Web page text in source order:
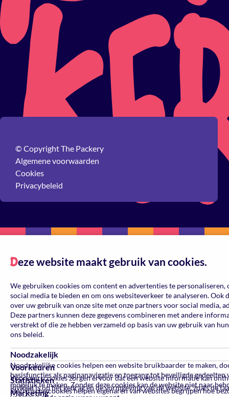
© Copyright The Packery
Algemene voorwaarden
Cookies
Privacybeleid
Deze website maakt gebruik van cookies.
We gebruiken cookies om content en advertenties te
social media te bieden en om ons websiteverkeer te analyseren. Ook
over uw gebruik van onze site met onze partners voor social media,
Deze partners kunnen deze gegevens combineren met andere
verstrekt of die ze hebben verzameld op basis van uw gebruik van
ons beleid.
Noodzakelijk
Noodzakelijke cookies helpen een website bruikbaarder te maken,
basisfuncties als paginanavigatie en toegang tot beveiligde gedeelten
mogelijk te maken. Zonder deze cookies kan de website niet naar
Voorkeuren
Voorkeurscookies zorgen ervoor dat een website informatie kan
invloed is op het gedrag en de vormgeving van de website, zoals de
Statistieken
Statistische cookies helpen eigenaren van websites begrijpen hoe
Marketing